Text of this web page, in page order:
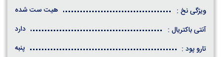
ویژگی نخ :
هیت ست شده
آنتی باکتریال :
دارد
تارو پود :
پنبه